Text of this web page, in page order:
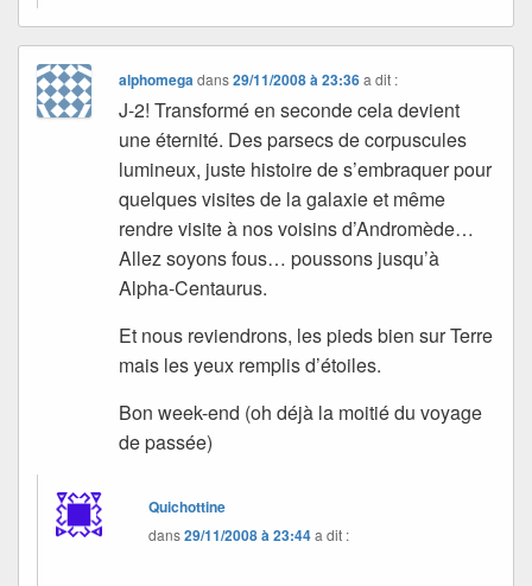
alphomega dans29/11/2008 à 23:36 a dit :
J-2! Transformé en seconde cela devient
une éternité. Des parsecs de corpuscules
lumineux, juste histoire de s’embraquer pour
quelques visites de la galaxie et même
rendre visite à nos voisins d’Andromède…
Allez soyons fous… poussons jusqu’à
Alpha-Centaurus.
Et nous reviendrons, les pieds bien sur Terre
mais les yeux remplis d’étoiles.
Bon week-end (oh déjà la moitié du voyage
de passée)
Quichottine
dans29/11/2008 à 23:44a dit :